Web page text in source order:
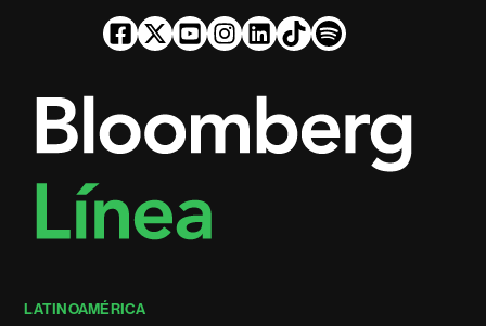
LATINOAMÉRICA